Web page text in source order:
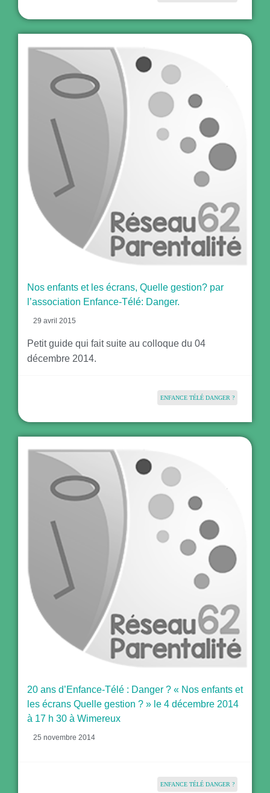
Nos enfants et les écrans, Quelle gestion? par
l’association Enfance-Télé: Danger.
29 avril 2015
Petit guide qui fait suite au colloque du 04
décembre 2014.
ENFANCE TÉLÉ DANGER ?
20 ans d’Enfance-Télé : Danger ? « Nos enfants et
les écrans Quelle gestion ? » le 4 décembre 2014
à 17 h 30 à Wimereux
25 novembre 2014
ENFANCE TÉLÉ DANGER ?